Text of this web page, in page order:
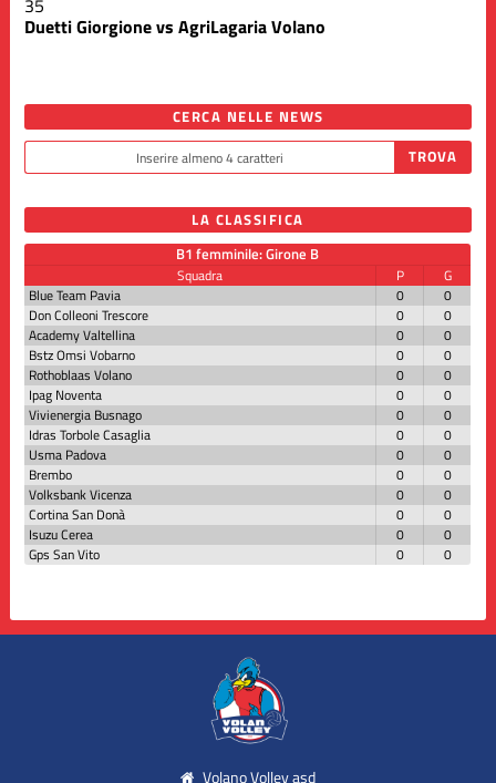
Duetti Giorgione vs AgriLagaria Volano
CERCA NELLE NEWS
LA CLASSIFICA
B1 femminile: Girone B
Squadra P
G
Blue Team Pavia
0
0
Don Colleoni Trescore
0
0
Academy Valtellina
0
0
Bstz Omsi Vobarno
0
0
Rothoblaas Volano
0
0
Ipag Noventa
0
0
Vivienergia Busnago
0
0
Idras Torbole Casaglia
0
0
Usma Padova
0
0
Brembo
0
0
Volksbank Vicenza
0
0
Cortina San Donà
0
0
Isuzu Cerea
0
0
Gps San Vito
0 0
Volano Volley asd